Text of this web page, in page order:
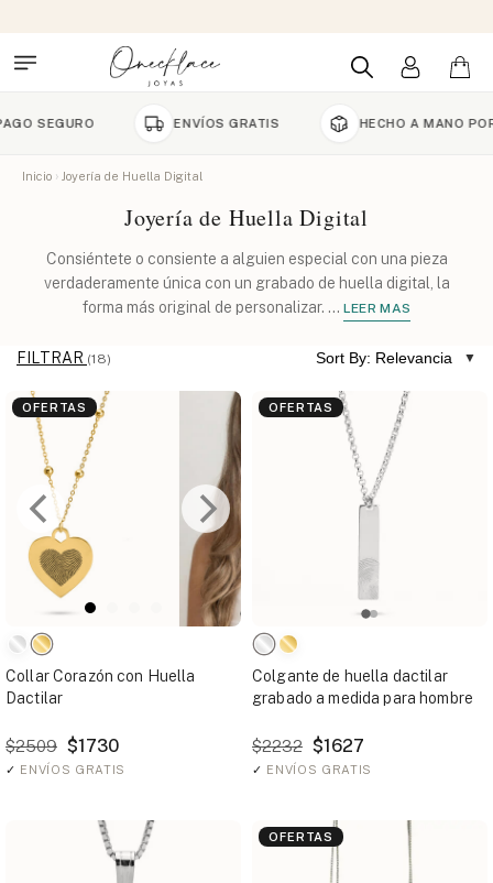
ENVÍOS GRATIS HECHO A MANO POR
Inicio Joyería de Huella Digital
Joyería de Huella Digital
Consiéntete o consiente a alguien especial con una pieza
verdaderamente única con un grabado de huella digital, la
forma más original de personalizar. ... LEER MAS
FILTRAR (18) Sort By: Relevancia
OFERTAS
Collar Corazón con Huella
Dactilar
$2509 $1730
✓ ENVÍOS GRATIS
OFERTAS
Colgante de huella dactilar
grabado a medida para hombre
$2232 $1627
✓ ENVÍOS GRATIS
OFERTAS